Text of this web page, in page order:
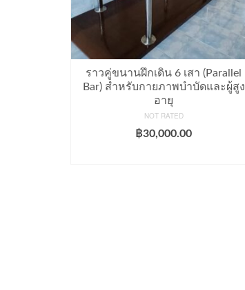
ราวคู่ขนานฝึกเดิน 6 เสา (Parallel
Bar) สำหรับกายภาพบำบัดและผู้สูง
อายุ
NOT RATED
฿30,000.00